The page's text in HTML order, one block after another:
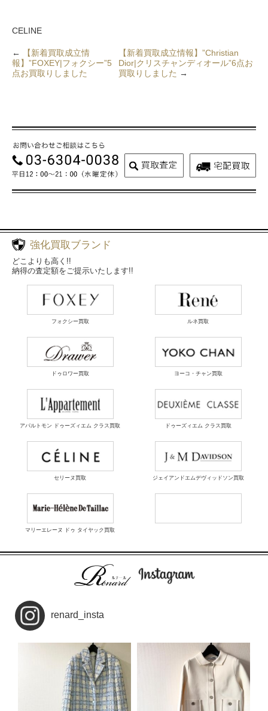
CELINE
←
【新着買取成立情
報】”FOXEY|フォクシー”5
点お買取りしました
【新着買取成立情報】”Christian
Dior|クリスチャンディオール”6点お
買取りしました →
強化買取ブランド
どこよりも高く!!
納得の査定額をご提示いたします!!
フォクシー買取 ルネ買取
ドゥロワー買取 ヨーコ・チャン買取
アパルトモン ドゥーズィエム クラス買取 ドゥーズィエム クラス買取
セリーヌ買取 ジェイアンドエムデヴィッドソン買取
マリーエレーヌ ドゥ タイヤック買取
renard_insta